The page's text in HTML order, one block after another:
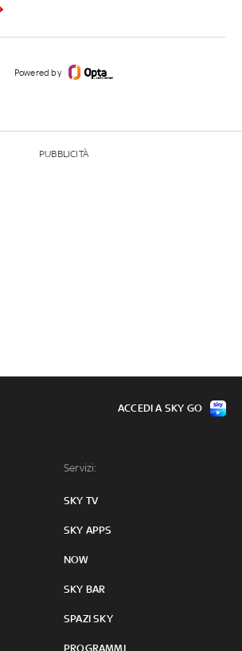
Powered by
PUBBLICITÀ
Servizi:
SKY TV
SKY APPS
NOW
SKY BAR
SPAZI SKY
PROGRAMMI
ACCEDI A SKY GO